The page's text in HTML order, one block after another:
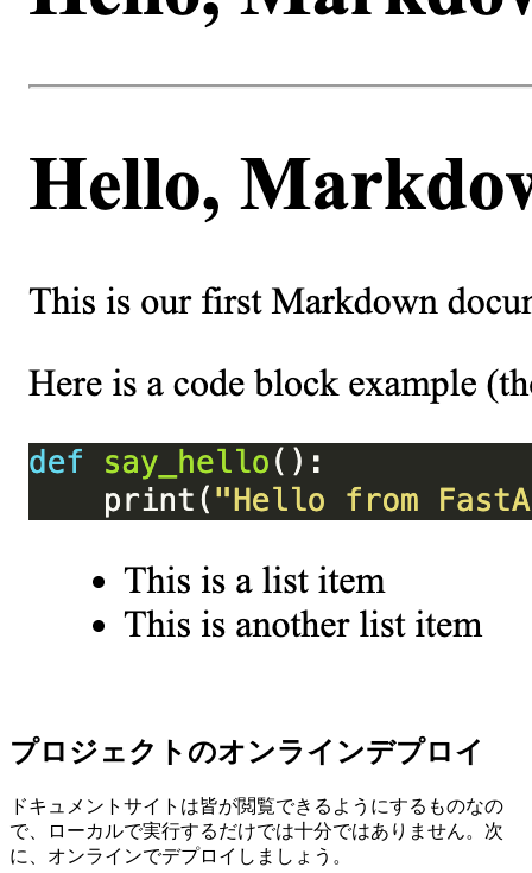
プロジェクトのオンラインデプロイ
ドキュメントサイトは皆が閲覧できるようにするものなの
で、ローカルで実行するだけでは十分ではありません。次
に、オンラインでデプロイしましょう。